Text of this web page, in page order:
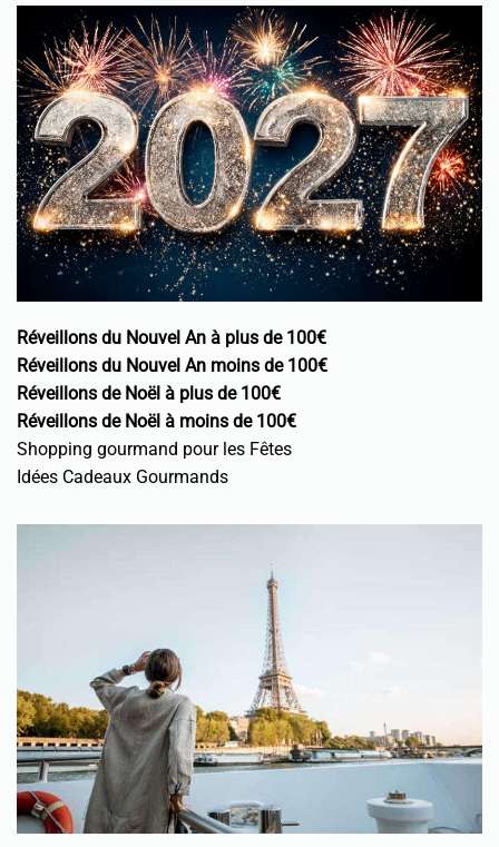
Réveillons du Nouvel An à plus de 100€
Réveillons du Nouvel An moins de 100€
Réveillons de Noël à plus de 100€
Réveillons de Noël à moins de 100€
Shopping gourmand pour les Fêtes
Idées Cadeaux Gourmands